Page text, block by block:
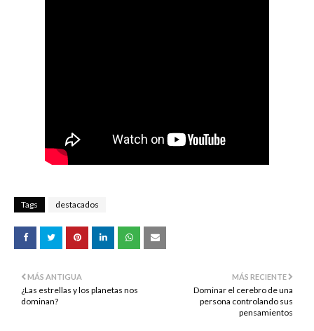
Tags destacados
MÁS RECIENTE
Dominar el cerebro de una
persona controlando sus
pensamientos
MÁS ANTIGUA
¿Las estrellas y los planetas nos
dominan?